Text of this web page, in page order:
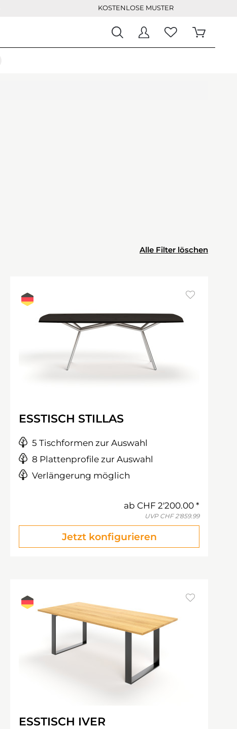
KOSTENLOSE MUSTER
Alle Filter löschen
ESSTISCH STILLAS
5 Tischformen zur Auswahl
8 Plattenprofile zur Auswahl
Verlängerung möglich
ab CHF 2'200.00
UVP CHF 2'859.99
Jetzt konfigurieren
ESSTISCH IVER